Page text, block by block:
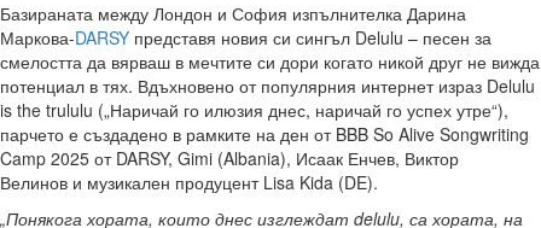
Базираната между Лондон и София изпълнителка Дарина
Маркова-DARSY представя новия си сингъл Delulu – песен за
смелостта да вярваш в мечтите си дори когато никой друг не вижда
потенциал в тях. Вдъхновено от популярния интернет израз Delulu
is the trululu („Наричай го илюзия днес, наричай го успех утре“),
парчето е създадено в рамките на ден от BBB So Alive Songwriting
Camp 2025 от DARSY, Gimi (Albania), Исаак Енчев, Виктор
Велинов и музикален продуцент Lisa Kida (DE).
„Понякога хората, които днес изглеждат delulu, са хората, на